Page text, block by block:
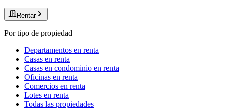
Rentar
Por tipo de propiedad
Departamentos en renta
Casas en renta
Casas en condominio en renta
Oficinas en renta
Comercios en renta
Lotes en renta
Todas las propiedades